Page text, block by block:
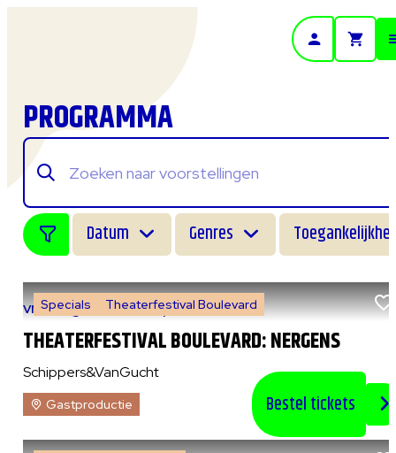
PROGRAMMA
Datum Genres
THEATERFESTIVAL BOULEVARD: NERGENS
Specials Theaterfestival Boulevard
vr 7 augustus 2026|14:00 uur
Schippers&VanGucht
Gastproductie Bestel tickets